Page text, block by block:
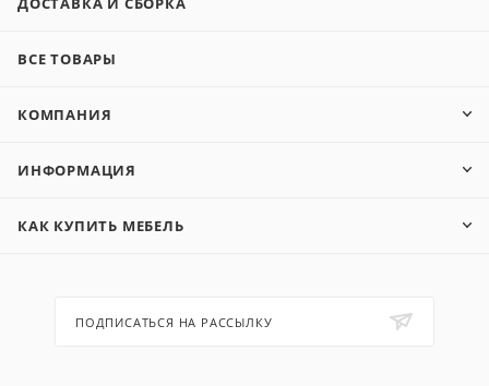
ВСЕ ТОВАРЫ
КОМПАНИЯ
ИНФОРМАЦИЯ
КАК КУПИТЬ МЕБЕЛЬ
ПОДПИСАТЬСЯ НА РАССЫЛКУ